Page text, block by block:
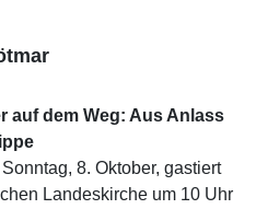
auf dem Weg: Aus Anlass
8. Oktober, gastiert
Landeskirche um 10 Uhr